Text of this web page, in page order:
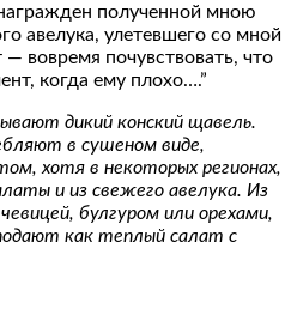
полученной мною
авелука, улетевшего со мной
вовремя почувствовать, что
когда ему плохо….”
дикий конский щавель.
в сушеном виде,
хотя в некоторых регионах,
и из свежего авелука. Из
булгуром или орехами,
как теплый салат с